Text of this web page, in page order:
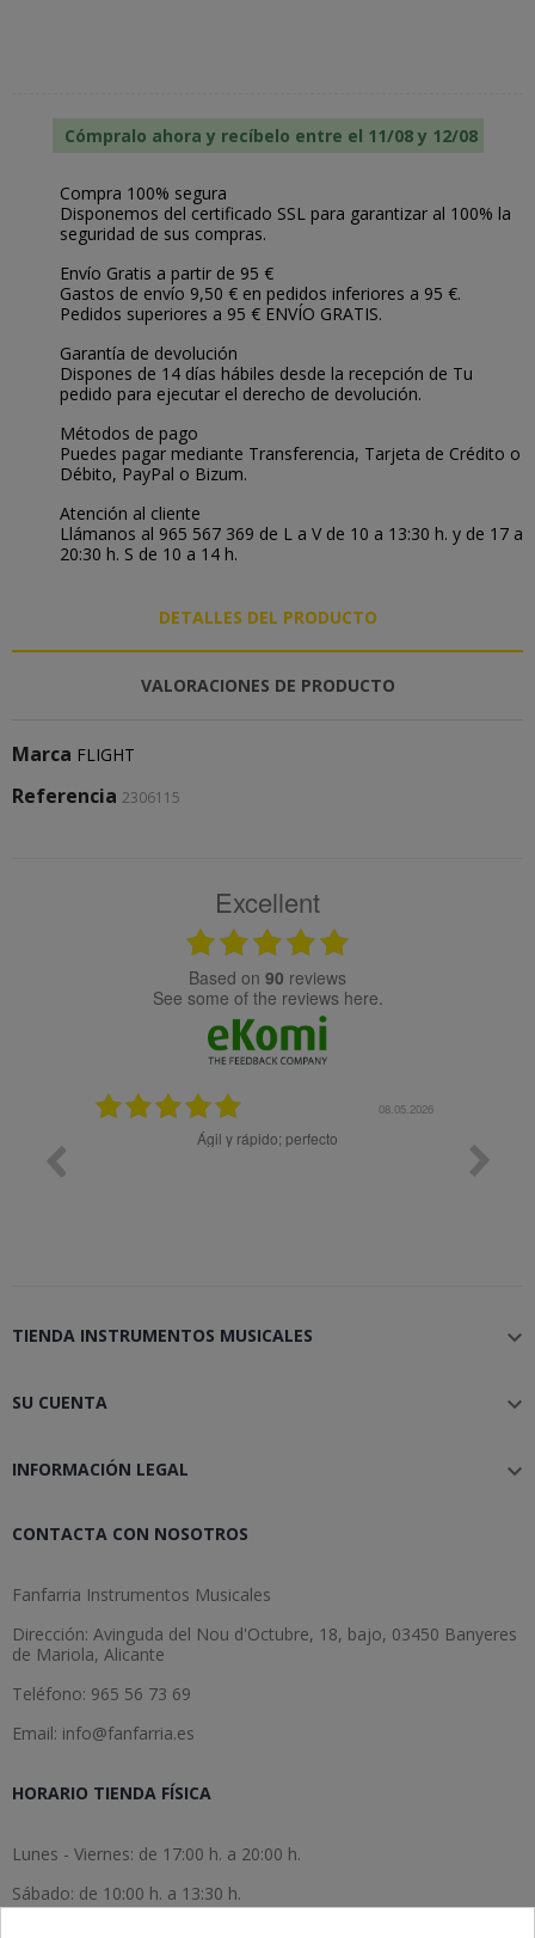
Cómpralo ahora y recíbelo entre el 11/08 y 12/08
Compra 100% segura
Disponemos del certificado SSL para garantizar al 100% la
seguridad de sus compras.
Envío Gratis a partir de 95 €
Gastos de envío 9,50 € en pedidos inferiores a 95 €.
Pedidos superiores a 95 € ENVÍO GRATIS.
Garantía de devolución
Dispones de 14 días hábiles desde la recepción de Tu
pedido para ejecutar el derecho de devolución.
Métodos de pago
Puedes pagar mediante Transferencia, Tarjeta de Crédito o
Débito, PayPal o Bizum.
Atención al cliente
Llámanos al 965 567 369 de L a V de 10 a 13:30 h. y de 17 a
20:30 h. S de 10 a 14 h.
DETALLES DEL PRODUCTO
VALORACIONES DE PRODUCTO
Marca FLIGHT
Referencia 2306115
Excellent
based on 90 reviews
see some of the reviews here.
08.05.2026
TIENDA INSTRUMENTOS MUSICALES 
SU CUENTA 
INFORMACIÓN LEGAL 
CONTACTA CON NOSOTROS
Fanfarria Instrumentos Musicales
Dirección: Avinguda del Nou d'Octubre, 18, bajo, 03450 Banyeres
de Mariola, Alicante
Teléfono: 965 56 73 69
Email: info@fanfarria.es
HORARIO TIENDA FÍSICA
Lunes - Viernes: de 17:00 h. a 20:00 h.
Sábado: de 10:00 h. a 13:30 h.